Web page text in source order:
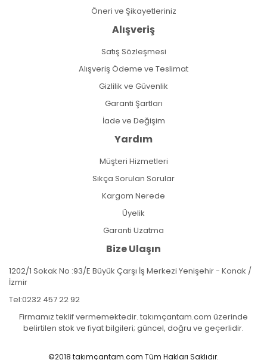
Öneri ve Şikayetleriniz
Alışveriş
Satış Sözleşmesi
Alışveriş Ödeme ve Teslimat
Gizlilik ve Güvenlik
Garanti Şartları
İade ve Değişim
Yardım
Müşteri Hizmetleri
Sıkça Sorulan Sorular
Kargom Nerede
Üyelik
Garanti Uzatma
Bize Ulaşın
1202/1 Sokak No :93/E Büyük Çarşı İş Merkezi Yenişehir - Konak /
İzmir
Tel:0232 457 22 92
Firmamız teklif vermemektedir. takımçantam.com üzerinde
belirtilen stok ve fiyat bilgileri; güncel, doğru ve geçerlidir.
©2018 takımçantam.com Tüm Hakları Saklıdır.